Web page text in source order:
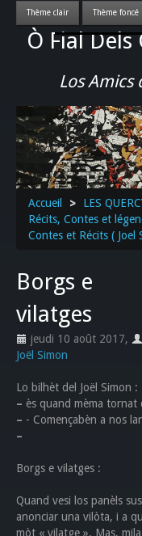
Ò Fial
Los Amics
Accueil
LES
PATRIMOINE
ACTUALITE-
Accueil > LES
Récits, Contes et
Contes et Récits ( Joel
Borgs e
vilatges
jeudi 10 août 2017,
Joël Simon
Lo bilhèt del Joël Simon :
– ès quand mèma tornat
– - Començabèn a nos
–
Borgs e vilatges :
Quand vesi los panèls
anonciar una vilòta, i a
mòt « vilatge ». Mas,